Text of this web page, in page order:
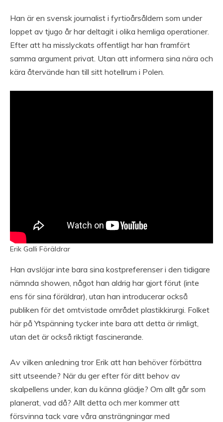
Han är en svensk journalist i fyrtioårsåldern som under
loppet av tjugo år har deltagit i olika hemliga operationer.
Efter att ha misslyckats offentligt har han framfört
samma argument privat. Utan att informera sina nära och
kära återvände han till sitt hotellrum i Polen.
Erik Galli Föräldrar
Han avslöjar inte bara sina kostpreferenser i den tidigare
nämnda showen, något han aldrig har gjort förut (inte
ens för sina föräldrar), utan han introducerar också
publiken för det omtvistade området plastikkirurgi. Folket
här på Ytspänning tycker inte bara att detta är rimligt,
utan det är också riktigt fascinerande.
Av vilken anledning tror Erik att han behöver förbättra
sitt utseende? När du ger efter för ditt behov av
skalpellens under, kan du känna glädje? Om allt går som
planerat, vad då? Allt detta och mer kommer att
försvinna tack vare våra ansträngningar med